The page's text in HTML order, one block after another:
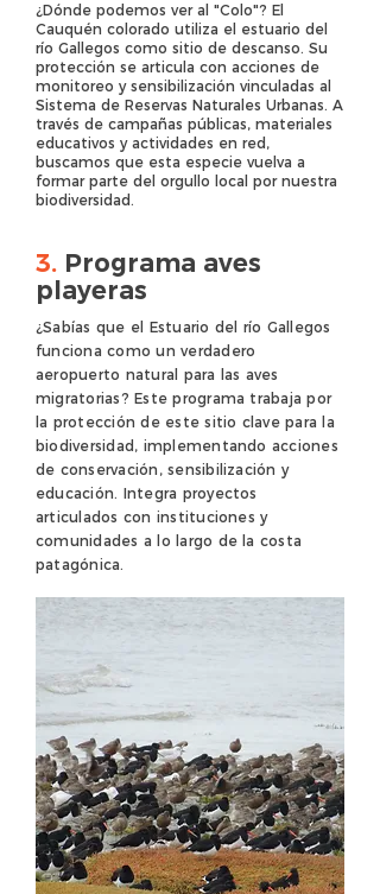
¿Dónde podemos ver al "Colo"? El
Cauquén colorado utiliza el estuario del
río Gallegos como sitio de descanso. Su
protección se articula con acciones de
monitoreo y sensibilización vinculadas al
Sistema de Reservas Naturales Urbanas. A
través de campañas públicas, materiales
educativos y actividades en red,
buscamos que esta especie vuelva a
formar parte del orgullo local por nuestra
biodiversidad.
3. Programa aves
playeras
¿Sabías que el Estuario del río Gallegos
funciona como un verdadero
aeropuerto natural para las aves
migratorias? Este programa trabaja por
la protección de este sitio clave para la
biodiversidad, implementando acciones
de conservación, sensibilización y
educación. Integra proyectos
articulados con instituciones y
comunidades a lo largo de la costa
patagónica.